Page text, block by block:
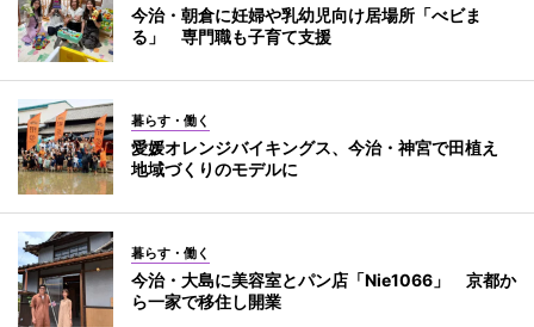
今治・朝倉に妊婦や乳幼児向け居場所「べビま
る」 専門職も子育て支援
暮らす・働く
愛媛オレンジバイキングス、今治・神宮で田植え
地域づくりのモデルに
暮らす・働く
今治・大島に美容室とパン店「Nie1066」 京都か
ら一家で移住し開業